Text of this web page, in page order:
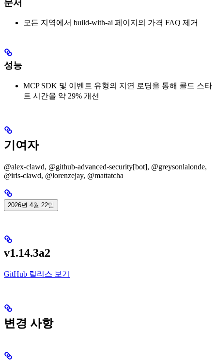
문서
모든 지역에서 build-with-ai 페이지의 가격 FAQ 제거
성능
MCP SDK 및 이벤트 유형의 지연 로딩을 통해 콜드 스타
트 시간을 약 29% 개선
기여자
@alex-clawd, @github-advanced-security[bot], @greysonlalonde,
@iris-clawd, @lorenzejay, @mattatcha
2026년 4월 22일
v1.14.3a2
GitHub 릴리스 보기
변경 사항